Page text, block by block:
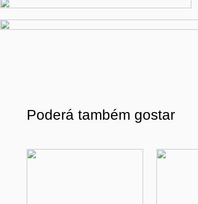
Poderá também gostar